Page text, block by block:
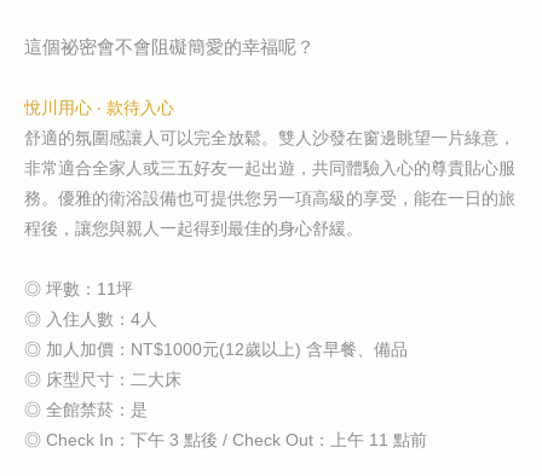
這個祕密會不會阻礙簡愛的幸福呢？
悅川用心 ‧ 款待入心
舒適的氛圍感讓人可以完全放鬆。雙人沙發在窗邊眺望一片綠意，
非常適合全家人或三五好友一起出遊，共同體驗入心的尊貴貼心服
務。優雅的衛浴設備也可提供您另一項高級的享受，能在一日的旅
程後，讓您與親人一起得到最佳的身心舒緩。
◎ 坪數：11坪
◎ 入住人數：4人
◎ 加人加價：NT$1000元(12歲以上) 含早餐、備品
◎ 床型尺寸：二大床
◎ 全館禁菸：是
◎ Check In：下午 3 點後 / Check Out：上午 11 點前